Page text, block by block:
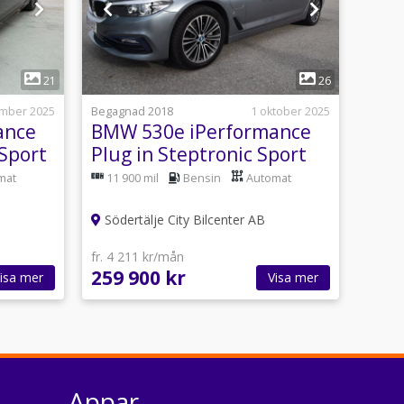
21
2025
mer
1
26
Begagnad 2018
1 oktober 2025
BMW 530e iPerformance
Plug in Steptronic Sport
line Euro 6
11 900 mil Bensin Automat
Södertälje City Bilcenter AB
fr. 4 211 kr/mån
259 900 kr Visa mer